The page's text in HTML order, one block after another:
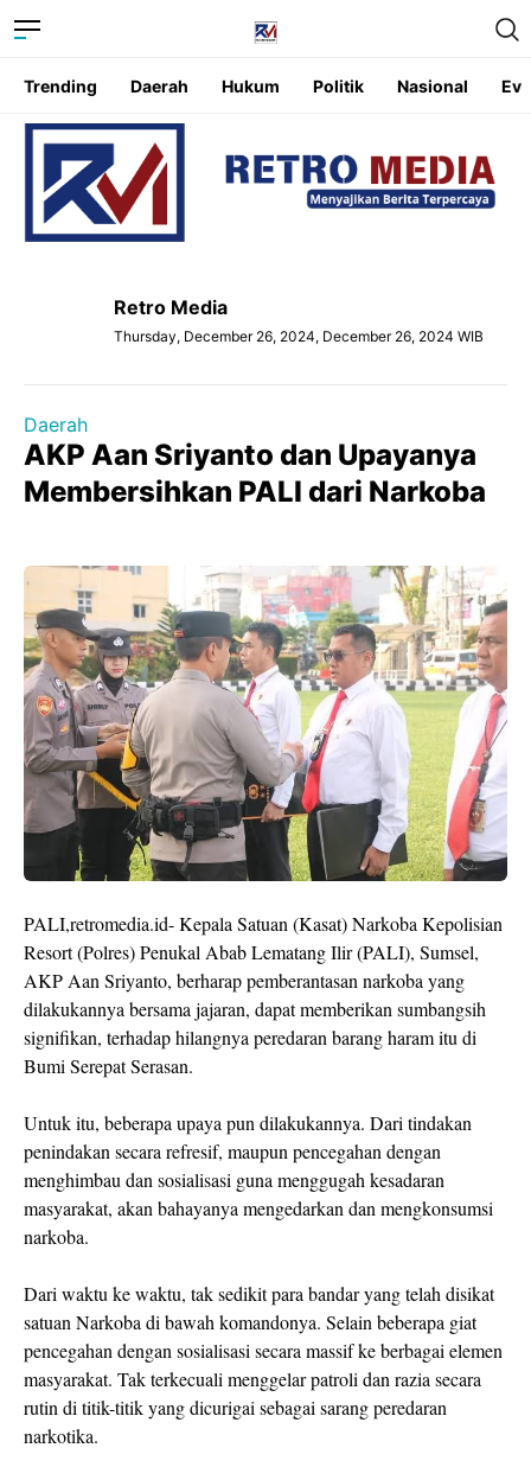
Trending Daerah Hukum Politik Nasional
Retro Media
Thursday, December 26, 2024, December 26, 2024 WIB
Daerah
AKP Aan Sriyanto dan Upayanya
Membersihkan PALI dari Narkoba
PALI,retromedia.id- Kepala Satuan (Kasat) Narkoba Kepolisian
Resort (Polres) Penukal Abab Lematang Ilir (PALI), Sumsel,
AKP Aan Sriyanto, berharap pemberantasan narkoba yang
dilakukannya bersama jajaran, dapat memberikan sumbangsih
signifikan, terhadap hilangnya peredaran barang haram itu di
Bumi Serepat Serasan.
Untuk itu, beberapa upaya pun dilakukannya. Dari tindakan
penindakan secara refresif, maupun pencegahan dengan
menghimbau dan sosialisasi guna menggugah kesadaran
masyarakat, akan bahayanya mengedarkan dan mengkonsumsi
narkoba.
Dari waktu ke waktu, tak sedikit para bandar yang telah disikat
satuan Narkoba di bawah komandonya. Selain beberapa giat
pencegahan dengan sosialisasi secara massif ke berbagai elemen
masyarakat. Tak terkecuali menggelar patroli dan razia secara
rutin di titik-titik yang dicurigai sebagai sarang peredaran
narkotika.